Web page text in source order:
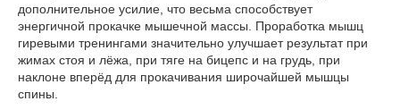
дополнительное усилие, что весьма способствует
энергичной прокачке мышечной массы. Проработка мышц
гиревыми тренингами значительно улучшает результат при
жимах стоя и лёжа, при тяге на бицепс и на грудь, при
наклоне вперёд для прокачивания широчайшей мышцы
спины.